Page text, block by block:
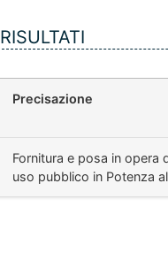
RISULTATI
Precisazione
Fornitura e posa in opera
uso pubblico in Potenza